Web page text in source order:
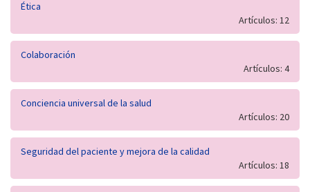
Ética
Artículos: 12
Colaboración
Artículos: 4
Conciencia universal de la salud
Artículos: 20
Seguridad del paciente y mejora de la calidad
Artículos: 18